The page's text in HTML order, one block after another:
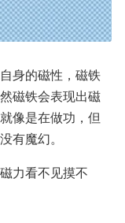
身的磁性，磁铁
磁铁会表现出磁
像是在做功，但
有魔幻。
力看不见摸不